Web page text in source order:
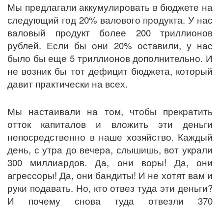
Мы предлагали аккумулировать в бюджете на
следующий год 20% валового продукта. У нас
валовый продукт более 200 триллионов
рублей. Если бы они 20% оставили, у нас
было бы еще 5 триллионов дополнительно. И
не возник бы тот дефицит бюджета, который
давит практически на всех.
Мы настаивали на том, чтобы прекратить
отток капиталов и вложить эти деньги
непосредственно в наше хозяйство. Каждый
день, с утра до вечера, слышишь, вот украли
300 миллиардов. Да, они воры! Да, они
агрессоры! Да, они бандиты! И не хотят вам и
руки подавать. Но, кто отвез туда эти деньги?
И почему снова туда отвезли 370